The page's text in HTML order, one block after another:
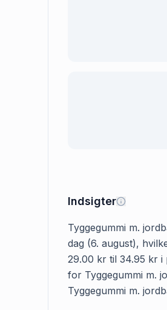
Indsigter
Tyggegummi m.
dag (6. august),
29.00 kr til 34.95 kr i
for Tyggegummi m.
Tyggegummi m.